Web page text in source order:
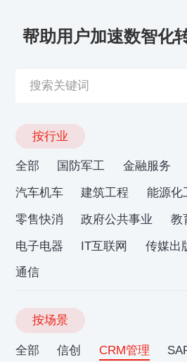
帮助用户加速数智化
按行业
全部 国防军工 金融服务
汽车机车
建筑工程 能源化
零售快消
政府公共事业
教
电子电器
IT互联网 传媒出
通信
按场景
全部 信创 CRM管理